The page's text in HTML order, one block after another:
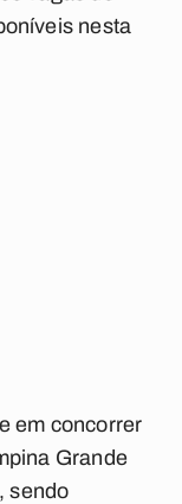
nesta
em concorrer
Grande
sendo